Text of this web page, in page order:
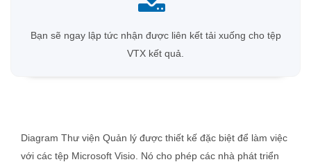
Bạn sẽ ngay lập tức nhận được liên kết tải xuống cho tệp
VTX kết quả.
Diagram Thư viện Quản lý được thiết kế đặc biệt để làm việc
với các tệp Microsoft Visio. Nó cho phép các nhà phát triển